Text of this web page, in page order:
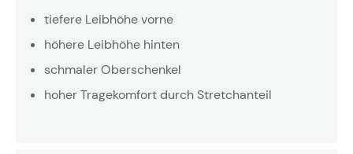
tiefere Leibhöhe vorne
höhere Leibhöhe hinten
schmaler Oberschenkel
hoher Tragekomfort durch Stretchanteil